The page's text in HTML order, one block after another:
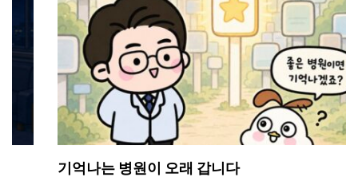
기억나는 병원이 오래 갑니다